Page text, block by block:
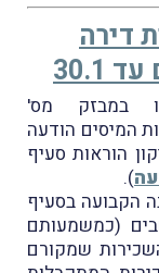
דירה
30.1
שדיווחנו במבזק מס'
המיסים הודעה
הוראות סעיף
).
הקבועה בסעיף
(כמשמעותם
שמקורם